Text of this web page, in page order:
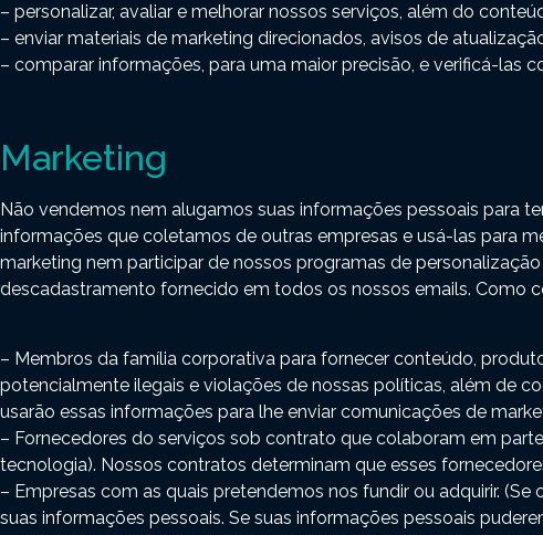
– personalizar, avaliar e melhorar nossos serviços, além do
– enviar materiais de marketing direcionados, avisos de
– comparar informações, para uma maior precisão, e verificá-las
Marketing
Não vendemos nem alugamos suas informações pessoais para
informações que coletamos de outras empresas e usá-las para
marketing nem participar de nossos programas de
descadastramento fornecido em todos os nossos emails. Como
– Membros da família corporativa para fornecer conteúdo,
potencialmente ilegais e violações de nossas políticas, além de
usarão essas informações para lhe enviar comunicações de
– Fornecedores do serviços sob contrato que colaboram em
tecnologia). Nossos contratos determinam que esses
– Empresas com as quais pretendemos nos fundir ou adquirir.
suas informações pessoais. Se suas informações pessoais